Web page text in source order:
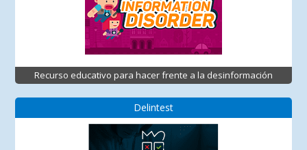
Recurso educativo para hacer frente a la desinformación
Delintest